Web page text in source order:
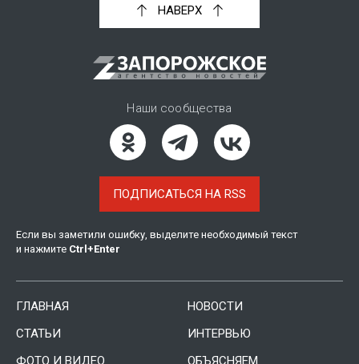
НАВЕРХ
Наши сообщества
ПОДПИСАТЬСЯ НА RSS
Если вы заметили ошибку, выделите необходимый текст
и нажмите Ctrl +Enter
ГЛАВНАЯ
НОВОСТИ
СТАТЬИ
ИНТЕРВЬЮ
ФОТО И ВИДЕО
ОБЪЯСНЯЕМ